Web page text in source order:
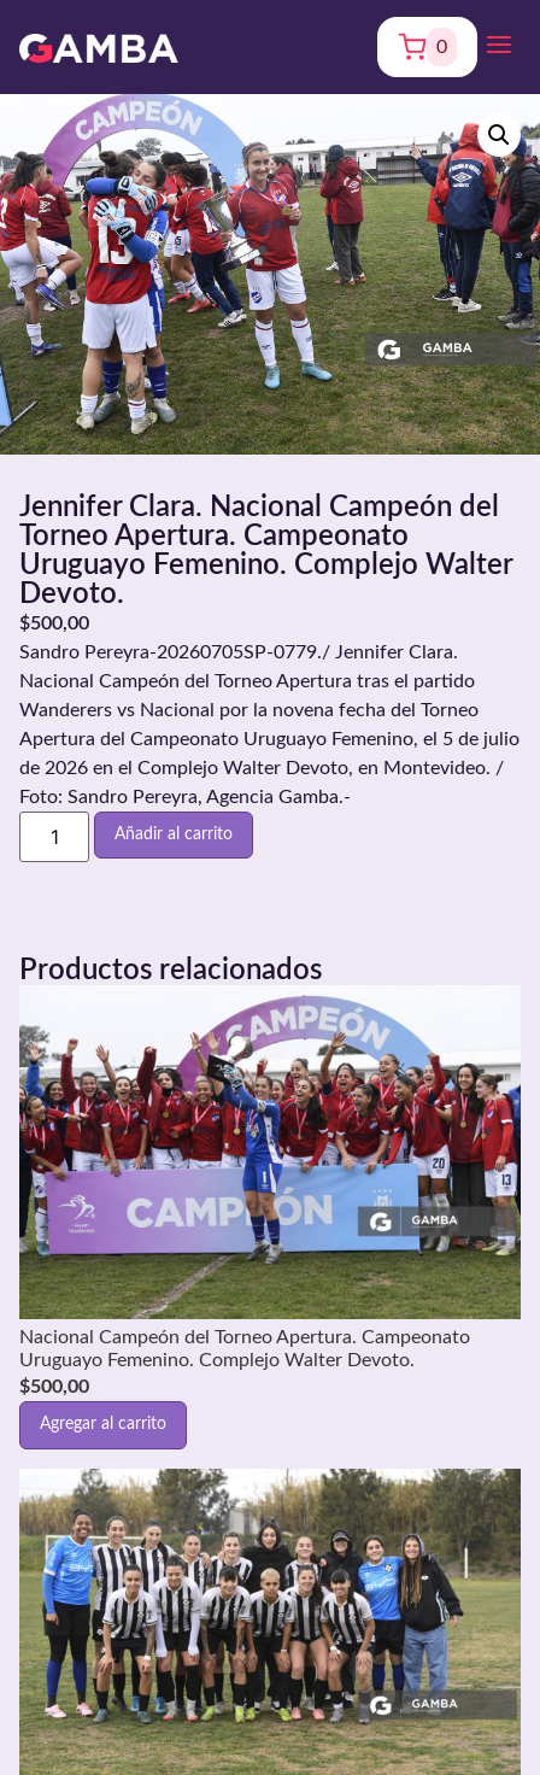
0
Jennifer Clara. Nacional Campeón del
Torneo Apertura. Campeonato
Uruguayo Femenino. Complejo Walter
Devoto.
$500,00
Sandro Pereyra-20260705SP-0779./ Jennifer Clara.
Nacional Campeón del Torneo Apertura tras el partido
Wanderers vs Nacional por la novena fecha del Torneo
Apertura del Campeonato Uruguayo Femenino, el 5 de julio
de 2026 en el Complejo Walter Devoto, en Montevideo. /
Foto: Sandro Pereyra, Agencia Gamba.-
Añadir al carrito
Productos relacionados
Nacional Campeón del Torneo Apertura. Campeonato
Uruguayo Femenino. Complejo Walter Devoto.
$500,00
Agregar al carrito